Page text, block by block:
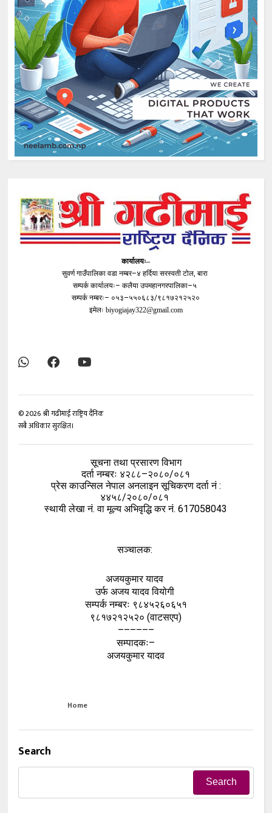
कार्यालयः–
सुवर्ण गाउँपालिका वडा नम्बर–४ हर्दिया सरस्वती टोल, बारा
सम्पर्क कार्यालयः– कलैया उपमहानगरपालिका–५
सम्पर्क नम्बरः– ०५३–५५०६८३/९८१७२१२५२०
इमेलः biyogiajay322@gmail.com
©2026श्री गढीमाई राष्ट्रिय दैनिक
सबै अधिकार सुरक्षित।
सूचना तथा प्रसारण विभाग
दर्ता नम्बरः ४२८८–२०८०/०८१
प्रेस काउन्सिल नेपाल अनलाइन सूचिकरण दर्ता नं :
४४५८/२०८०/०८१
स्थायी लेखा नं. वा मूल्य अभिवृद्धि कर नं. 617058043
सञ्चालक:
अजयकुमार यादव
उर्फ अजय यादव वियोगी
सम्पर्क नम्बरः ९८४५२६०६५१
९८१७२१२५२० (वाटसएप)
––––––
सम्पादकः–
अजयकुमार यादव
Home
Search